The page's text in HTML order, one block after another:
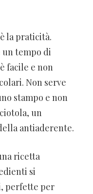
la praticità.
un tempo di
facile e non
Non serve
stampo e non
un
antiaderente.
ricetta
si
perfette per